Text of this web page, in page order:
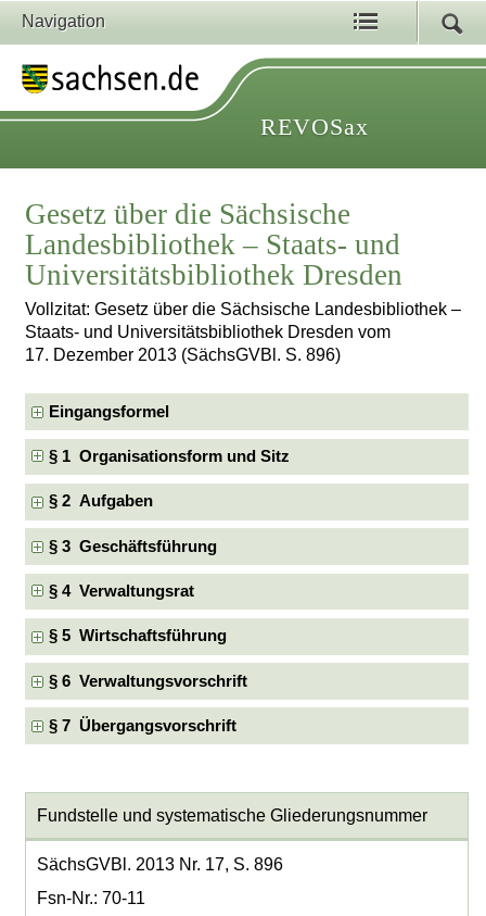
Navigation
REVOSax
Gesetz über die Sächsische
Landesbibliothek – Staats- und
Universitätsbibliothek Dresden
Vollzitat: Gesetz über die Sächsische Landesbibliothek –
Staats- und Universitätsbibliothek Dresden vom
17. Dezember 2013 (SächsGVBl. S. 896)
Eingangsformel
§ 1 Organisationsform und Sitz
§ 2 Aufgaben
§ 3 Geschäftsführung
§ 4 Verwaltungsrat
§ 5 Wirtschaftsführung
§ 6 Verwaltungsvorschrift
§ 7 Übergangsvorschrift
Fundstelle und systematische Gliederungsnummer
SächsGVBl. 2013 Nr. 17, S. 896
Fsn-Nr.: 70-11